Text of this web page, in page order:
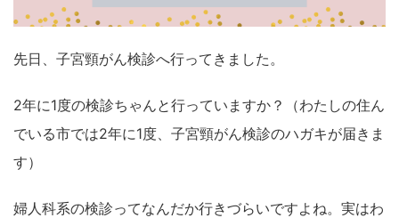
先日、子宮頸がん検診へ行ってきました。
2年に1度の検診ちゃんと行っていますか？（わたしの住ん
でいる市では2年に1度、子宮頸がん検診のハガキが届きま
す）
婦人科系の検診ってなんだか行きづらいですよね。実はわ